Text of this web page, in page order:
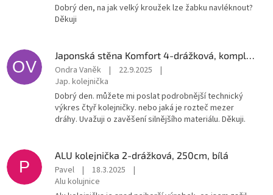
Dobrý den, na jak velký kroužek lze žabku navléknout?
Děkuji
OV
Japonská stěna Komfort 4-drážková, komplet, 225cm, bílá
Ondra Vaněk | 22.9.2025
|
Jap. kolejnička
Dobrý den. můžete mi poslat podrobnější technický
výkres čtyř kolejničky. nebo jaká je rozteč mezer
dráhy. Uvažuji o zavěšení silnějšího materiálu. Děkuji.
P
ALU kolejnička 2-drážková, 250cm, bílá
Pavel | 18.3.2025
|
Alu kolujnice